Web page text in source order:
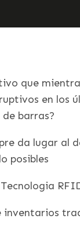
que
en los
barras?
da lugar al
posibles
Tecnologia
inventarios